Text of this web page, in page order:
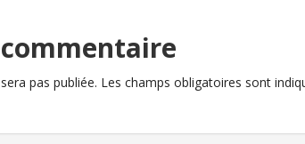
pas publiée. Les champs obligatoires sont